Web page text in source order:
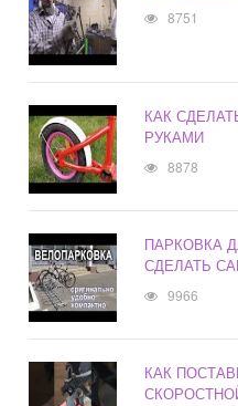
8751
КАК
РУКАМИ
8878
ПАРКОВКА
СДЕЛАТЬ
9966
КАК